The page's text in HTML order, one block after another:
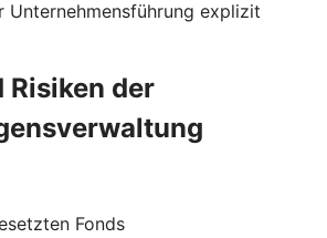
Unternehmensführung explizit
Risiken der
Fonds